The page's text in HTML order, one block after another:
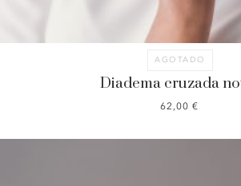
AGOTADO
Diadema cruzada
62,00 €